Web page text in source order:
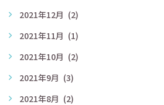
2021年12月 (2)
2021年11月 (1)
2021年10月 (2)
2021年9月 (3)
2021年8月 (2)